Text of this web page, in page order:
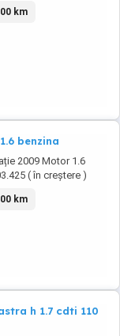
datorită fiabilității și
Mașina a fost
condusă
...
km
benzina
2009 Motor 1.6
( în creștere )
în ce direcție
Încălzire în scaune
volan Oglinzi
(doar ...
km
h 1.7 cdti 110